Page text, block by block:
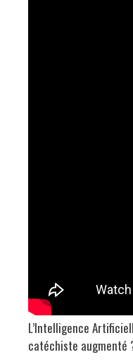
L’Intelligence
catéchiste augmenté